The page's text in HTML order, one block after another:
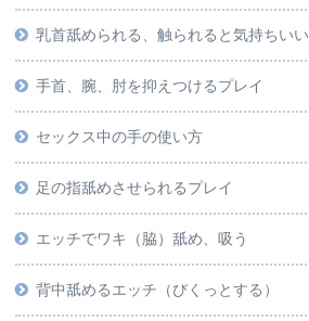
乳首舐められる、触られると気持ちいい
手首、腕、肘を抑えつけるプレイ
セックス中の手の使い方
足の指舐めさせられるプレイ
エッチでワキ（脇）舐め、吸う
背中舐めるエッチ（びくっとする）